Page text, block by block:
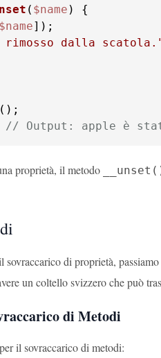
( $name )
$name
dalla
// Output: apple è
proprietà, il metodo
sovraccarico di proprietà,
un coltello svizzero che può
di Metodi
il sovraccarico di metodi: